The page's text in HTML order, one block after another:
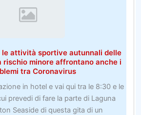
vincere
omaggi
Segreti
per
più
tipicamente
attività sportive autunnali delle
rischio minore affrontano anche i
tra Coronavirus
in hotel e vai qui tra le 8:30 e le
prevedi di fare la parte di Laguna
Seaside di questa gita di un